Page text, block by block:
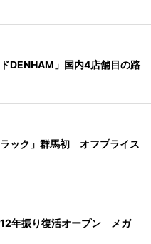
DENHAM」国内4店舗目の路
ック」群馬初 オフプライス
年振り復活オープン メガ